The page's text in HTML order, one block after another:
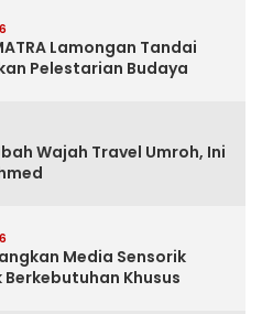
Lamongan Tandai
Pelestarian Budaya
Wajah Travel Umroh, Ini
Media Sensorik
Khusus